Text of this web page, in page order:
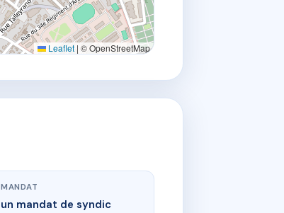
Leaflet | © OpenStreetMap
MANDAT
un mandat de syndic